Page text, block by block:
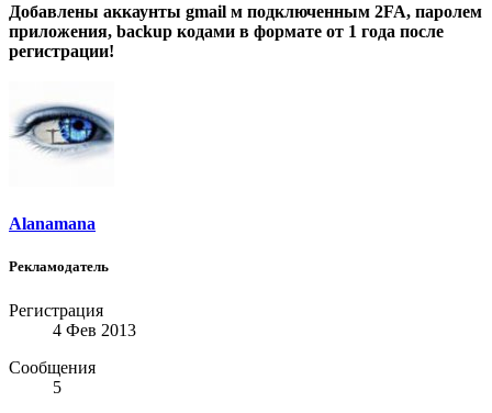
Добавлены аккаунты gmail м подключенным 2FA, паролем
приложения, backup кодами в формате от 1 года после
регистрации!
Alanamana
Рекламодатель
Регистрация
4 Фев 2013
Сообщения
5